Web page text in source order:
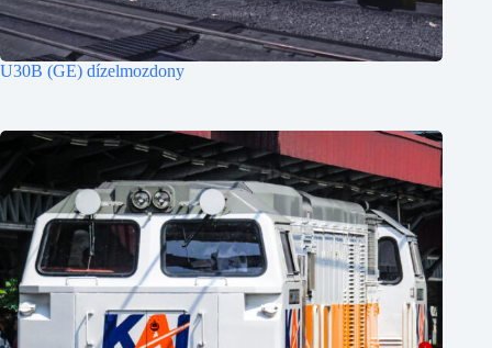
U30B (GE) dízelmozdony